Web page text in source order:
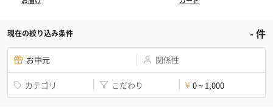
現在の絞り込み条件 -件
お中元 関係性
カテゴリ こだわり ¥ 0 ~ 1,000